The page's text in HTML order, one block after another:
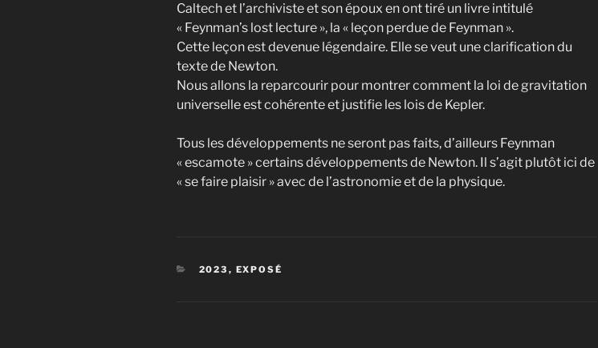
Caltech et l’archiviste et son époux en ont tiré un livre intitulé
« Feynman’s lost lecture », la « leçon perdue de Feynman ».
Cette leçon est devenue légendaire. Elle se veut une clarification du
texte de Newton.
Nous allons la reparcourir pour montrer comment la loi de gravitation
universelle est cohérente et justifie les lois de Kepler.
Tous les développements ne seront pas faits, d’ailleurs Feynman
« escamote » certains développements de Newton. Il s’agit plutôt ici de
« se faire plaisir » avec de l’astronomie et de la physique.
CATÉGORIES
2023 , EXPOSÉ